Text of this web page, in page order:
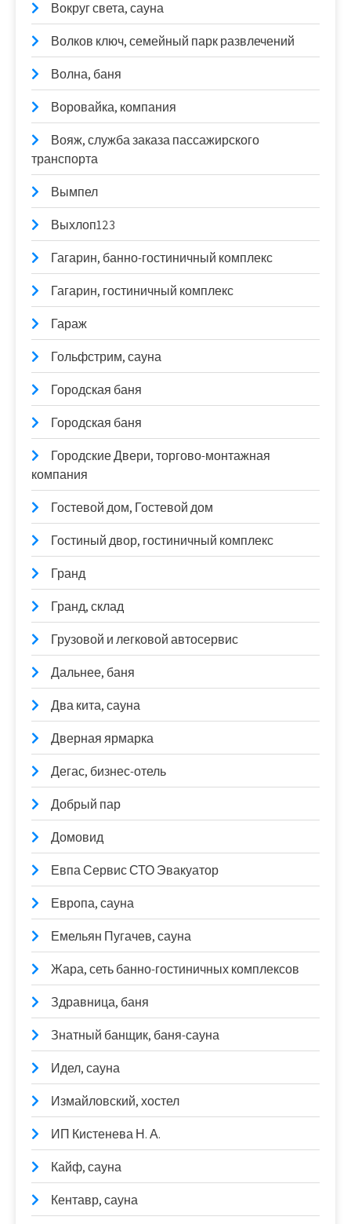
Вокруг света, сауна
Волков ключ, семейный парк развлечений
Волна, баня
Воровайка, компания
Вояж, служба заказа пассажирского
транспорта
Вымпел
Выхлоп123
Гагарин, банно-гостиничный комплекс
Гагарин, гостиничный комплекс
Гараж
Гольфстрим, сауна
Городская баня
Городская баня
Городские Двери, торгово-монтажная
компания
Гостевой дом, Гостевой дом
Гостиный двор, гостиничный комплекс
Гранд
Гранд, склад
Грузовой и легковой автосервис
Дальнее, баня
Два кита, сауна
Дверная ярмарка
Дегас, бизнес-отель
Добрый пар
Домовид
Евпа Сервис СТО Эвакуатор
Европа, сауна
Емельян Пугачев, сауна
Жара, сеть банно-гостиничных комплексов
Здравница, баня
Знатный банщик, баня-сауна
Идел, сауна
Измайловский, хостел
ИП Кистенева Н. А.
Кайф, сауна
Кентавр, сауна